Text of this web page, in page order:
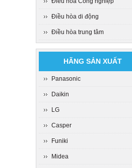
Điều hòa di động
Điều hòa trung tâm
HÃNG SẢN XUẤT
Panasonic
Daikin
LG
Casper
Funiki
Midea